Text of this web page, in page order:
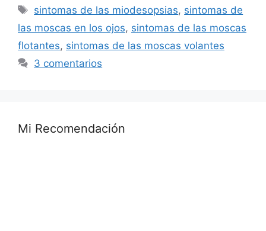
Etiquetas
sintomas de las miodesopsias, sintomas de
las moscas en los ojos, sintomas de las moscas
flotantes, sintomas de las moscas volantes
3 comentarios
Mi Recomendación